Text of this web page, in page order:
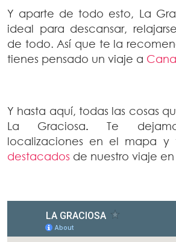
Y aparte de todo esto, La
ideal para descansar,
de todo. Así que te la
tienes pensado un viaje a
Y hasta aquí, todas las cosas
La Graciosa. Te
localizaciones en el mapa y
destacados de nuestro viaje